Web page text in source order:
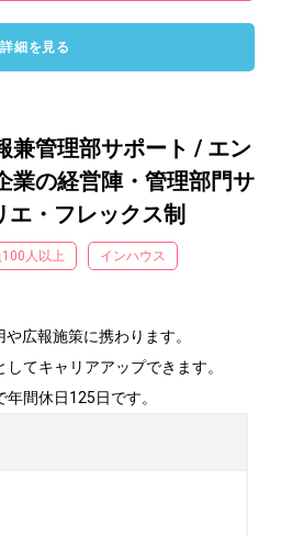
詳細を見る
兼管理部サポート / エン
業の経営陣・管理部門サ
・フレックス制
人以上 インハウス
広報施策に携わります。
てキャリアアップできます。
間休日125日です。